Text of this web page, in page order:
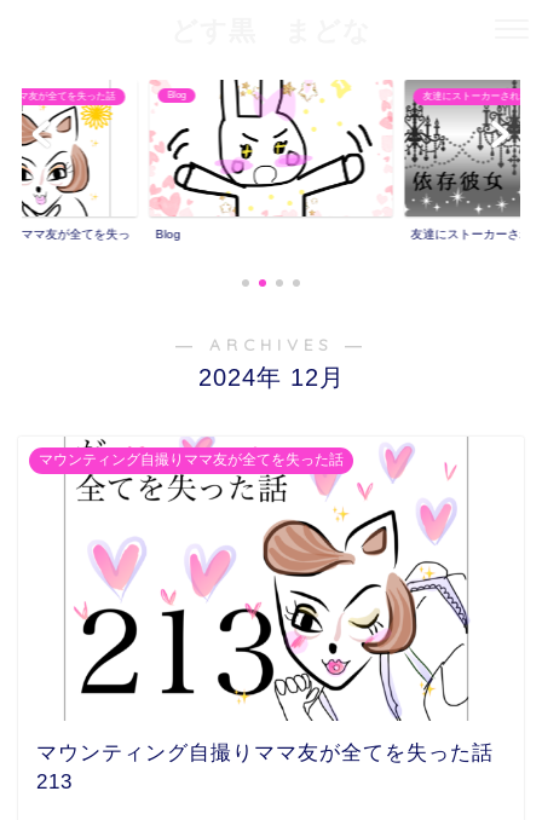
ママ友が全てを失った話
りママ友が全てを失っ
Blog
Blog
友達にストーカーされた話
友達にストーカーされ
― ARCHIVES ―
2024年 12月
マウンティング自撮りママ友が全てを失った話
マウンティング自撮りママ友が全てを失った話
213